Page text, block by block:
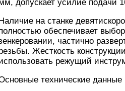
допускает усилие подачи
Наличие на станке
обеспечивает
частично
Жесткость
режущий
технические данные